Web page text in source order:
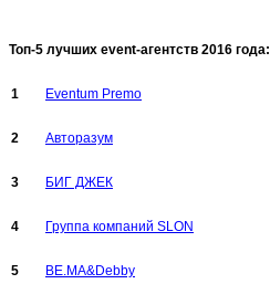
Топ-5 лучших event-агентств 2016 года:
1 Eventum Premo
2 Авторазум
3 БИГ ДЖЕК
4 Группа компаний SLON
5 BE.MA&Debby